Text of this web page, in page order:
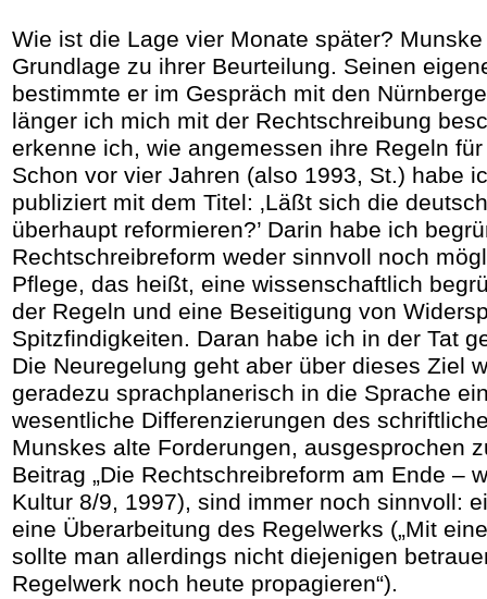
Wie ist die Lage vier Monate später?
Grundlage zu ihrer Beurteilung. Seinen
bestimmte er im Gespräch mit den
länger ich mich mit der Rechtschreibung
erkenne ich, wie angemessen ihre Regeln
Schon vor vier Jahren (also 1993, St.) habe
publiziert mit dem Titel: ‚Läßt sich die
überhaupt reformieren?’ Darin habe ich
Rechtschreibreform weder sinnvoll noch
Pflege, das heißt, eine wissenschaftlich
der Regeln und eine Beseitigung von
Spitzfindigkeiten. Daran habe ich in der Tat
Die Neuregelung geht aber über dieses Ziel
geradezu sprachplanerisch in die Sprache
wesentliche Differenzierungen des
Munskes alte Forderungen, ausgesprochen
Beitrag „Die Rechtschreibreform am Ende –
Kultur 8/9, 1997), sind immer noch sinnvoll:
eine Überarbeitung des Regelwerks („Mit
sollte man allerdings nicht diejenigen
Regelwerk noch heute propagieren“).